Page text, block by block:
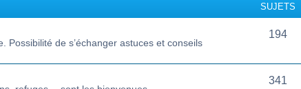
SUJETS
de s’échanger astuces et conseils
194
341